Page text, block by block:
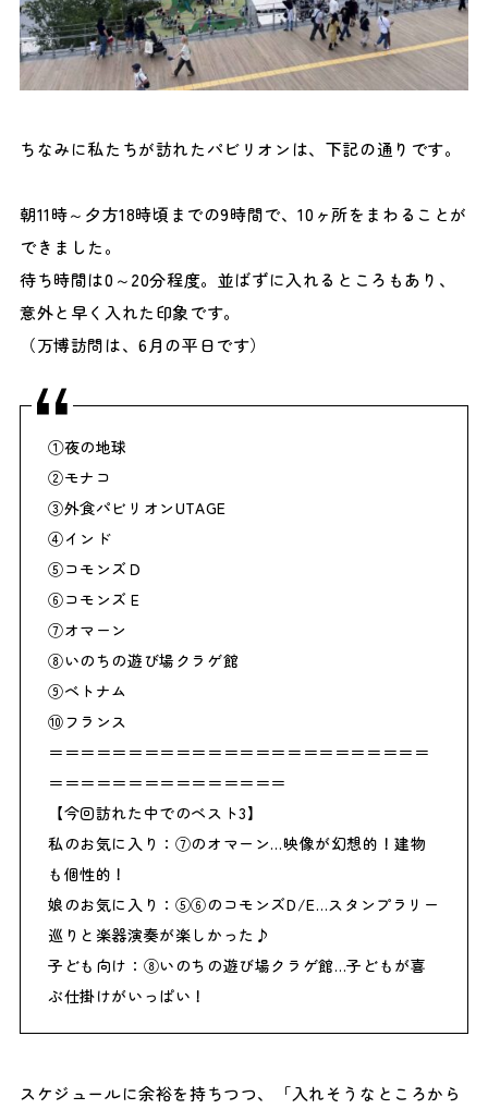
ちなみに私たちが訪れたパビリオンは、下記の通りです。
朝11時～夕方18時頃までの9時間で、10ヶ所をまわることが
できました。
待ち時間は0～20分程度。並ばずに入れるところもあり、
意外と早く入れた印象です。
（万博訪問は、6月の平日です）
①夜の地球
②モナコ
③外食パビリオンUTAGE
④インド
⑤コモンズＤ
⑥コモンズＥ
⑦オマーン
⑧いのちの遊び場クラゲ館
⑨ベトナム
⑩フランス
＝＝＝＝＝＝＝＝＝＝＝＝＝＝＝＝＝＝＝＝＝＝＝＝
＝＝＝＝＝＝＝＝＝＝＝＝＝＝＝
【今回訪れた中でのベスト3】
私のお気に入り：⑦のオマーン…映像が幻想的！建物
も個性的！
娘のお気に入り：⑤⑥のコモンズD/E…スタンプラリー
巡りと楽器演奏が楽しかった♪
子ども向け：⑧いのちの遊び場クラゲ館…子どもが喜
ぶ仕掛けがいっぱい！
スケジュールに余裕を持ちつつ、「入れそうなところから